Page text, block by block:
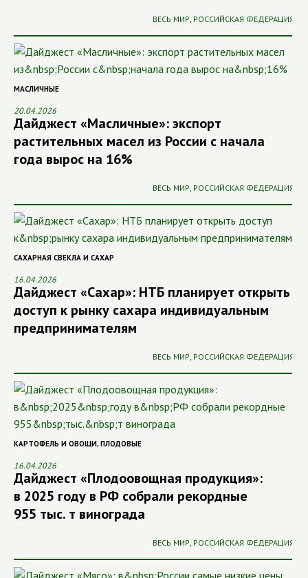
ВЕСЬ МИР, РОССИЙСКАЯ ФЕДЕРАЦИЯ
МАСЛИЧНЫЕ
20.04.2026
Дайджест «Масличные»: экспорт
растительных масел из России с начала
года вырос на 16%
ВЕСЬ МИР, РОССИЙСКАЯ ФЕДЕРАЦИЯ
САХАРНАЯ СВЕКЛА И САХАР
16.04.2026
Дайджест «Сахар»: НТБ планирует открыть
доступ к рынку сахара индивидуальным
предпринимателям
ВЕСЬ МИР, РОССИЙСКАЯ ФЕДЕРАЦИЯ
КАРТОФЕЛЬ И ОВОЩИ, ПЛОДОВЫЕ
16.04.2026
Дайджест «Плодоовощная продукция»:
в 2025 году в РФ собрали рекордные
955 тыс. т винограда
ВЕСЬ МИР, РОССИЙСКАЯ ФЕДЕРАЦИЯ